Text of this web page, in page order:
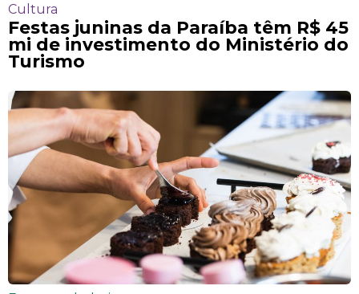
Cultura
Festas juninas da Paraíba têm R$ 45
mi de investimento do Ministério do
Turismo